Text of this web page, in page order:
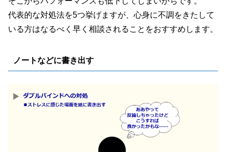
代表的な対処法を5つ挙げますが、心身に不調をきたして
いる方はなるべく早く相談されることをおすすめします。
ノートなどに書き出す